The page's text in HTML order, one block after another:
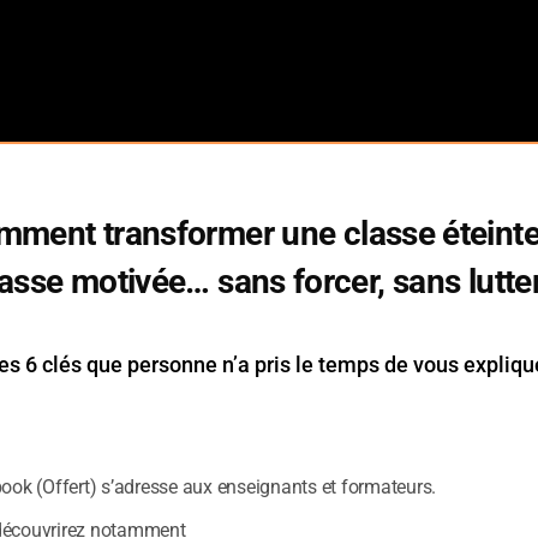
Pour voir la vidéo directement sur Youtube
voir la liste des vidéos de la chaîne
êtes déjà désolé de voir ce que vous enseignez
transformer une classe
motivée… sans forcer, sans
6 clés que personne n’a pris le temps de vous
(Offert) s’adresse aux enseignants et formateurs.
notamment